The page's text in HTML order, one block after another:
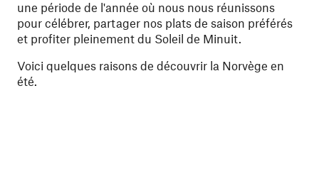
une période de l'année où nous nous réunissons
pour célébrer, partager nos plats de saison préférés
et profiter pleinement du Soleil de Minuit.
Voici quelques raisons de découvrir la Norvège en
été.